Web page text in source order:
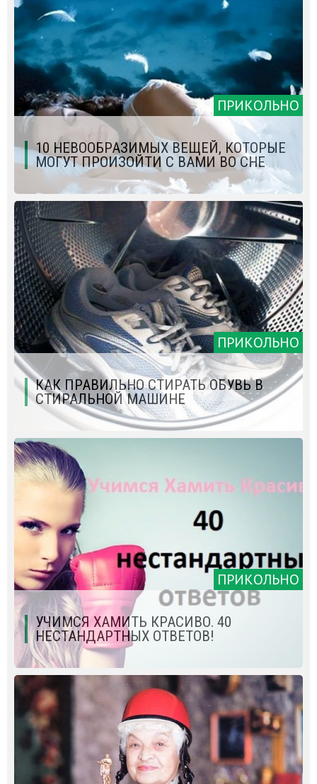
ПРИКОЛЬНО
10 НЕВООБРАЗИМЫХ ВЕЩЕЙ, КОТОРЫЕ
МОГУТ ПРОИЗОЙТИ С ВАМИ ВО СНЕ
ПРИКОЛЬНО
КАК ПРАВИЛЬНО СТИРАТЬ ОБУВЬ В
СТИРАЛЬНОЙ МАШИНЕ
ПРИКОЛЬНО
УЧИМСЯ ХАМИТЬ КРАСИВО. 40
НЕСТАНДАРТНЫХ ОТВЕТОВ!